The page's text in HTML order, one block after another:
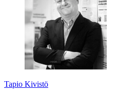
Tapio Kivistö